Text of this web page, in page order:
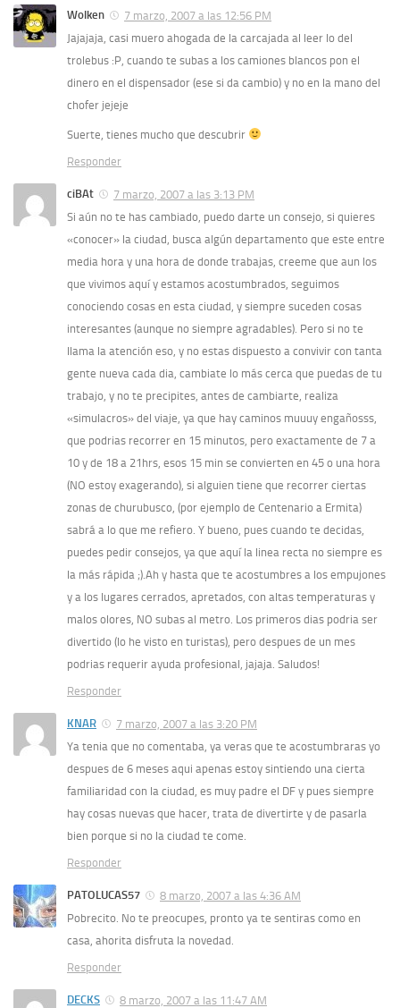
Wolken
7 marzo, 2007 a las 12:56 PM
Jajajaja, casi muero ahogada de la carcajada al leer lo del
trolebus :P, cuando te subas a los camiones blancos pon el
dinero en el dispensador (ese si da cambio) y no en la mano del
chofer jejeje
Suerte, tienes mucho que descubrir
Responder
ciBAt
7 marzo, 2007 a las 3:13 PM
Si aún no te has cambiado, puedo darte un consejo, si quieres
«conocer» la ciudad, busca algún departamento que este entre
media hora y una hora de donde trabajas, creeme que aun los
que vivimos aquí y estamos acostumbrados, seguimos
conociendo cosas en esta ciudad, y siempre suceden cosas
interesantes (aunque no siempre agradables). Pero si no te
llama la atención eso, y no estas dispuesto a convivir con tanta
gente nueva cada dia, cambiate lo más cerca que puedas de tu
trabajo, y no te precipites, antes de cambiarte, realiza
«simulacros» del viaje, ya que hay caminos muuuy engañosss,
que podrias recorrer en 15 minutos, pero exactamente de 7 a
10 y de 18 a 21hrs, esos 15 min se convierten en 45 o una hora
(NO estoy exagerando), si alguien tiene que recorrer ciertas
zonas de churubusco, (por ejemplo de Centenario a Ermita)
sabrá a lo que me refiero. Y bueno, pues cuando te decidas,
puedes pedir consejos, ya que aquí la linea recta no siempre es
la más rápida ;).Ah y hasta que te acostumbres a los empujones
y a los lugares cerrados, apretados, con altas temperaturas y
malos olores, NO subas al metro. Los primeros dias podria ser
divertido (lo he visto en turistas), pero despues de un mes
podrias requerir ayuda profesional, jajaja. Saludos!
Responder
KNAR
7 marzo, 2007 a las 3:20 PM
Ya tenia que no comentaba, ya veras que te acostumbraras yo
despues de 6 meses aqui apenas estoy sintiendo una cierta
familiaridad con la ciudad, es muy padre el DF y pues siempre
hay cosas nuevas que hacer, trata de divertirte y de pasarla
bien porque si no la ciudad te come.
Responder
PATOLUCAS57
8 marzo, 2007 a las 4:36 AM
Pobrecito. No te preocupes, pronto ya te sentiras como en
casa, ahorita disfruta la novedad.
Responder
DECKS
8 marzo, 2007 a las 11:47 AM